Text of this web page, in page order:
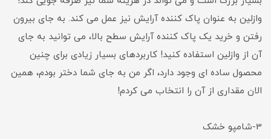
وازلین به عنوان پاک کننده آرایش نیز عمل می کند. به جای بیرون
رفتن و خرید یک پاک کننده آرایش سطح بالا، می توانید به جای
آن از وازلین استفاده کنید! کاربردهای بسیار زیادی برای چنین
محصول ساده ای وجود دارد، اگر من به جای شما دختر بودم، همین
الان مقداری از آن را انتخاب می کردم!
3-شامپو خشک